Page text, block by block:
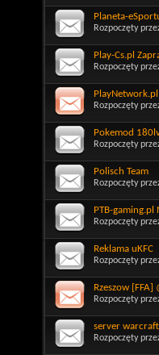
Planeta-
Rozpoczęty
Play-Cs.pl
Rozpoczęty
Rozpoczęty
Pokemod
Rozpoczęty
Polisch Team
Rozpoczęty
PTB-gaming.pl
Rozpoczęty
Reklama uKFC
Rozpoczęty
Rzeszow [FFA]
Rozpoczęty
server
Rozpoczęty